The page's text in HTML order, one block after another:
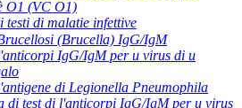
O1 (VC O1)
testi di malatie infettive
(Brucella) IgG/IgM
IgG/IgM per u virus di u
di Legionella Pneumophila
di test di l'anticorpi IgG/IgM per u virus